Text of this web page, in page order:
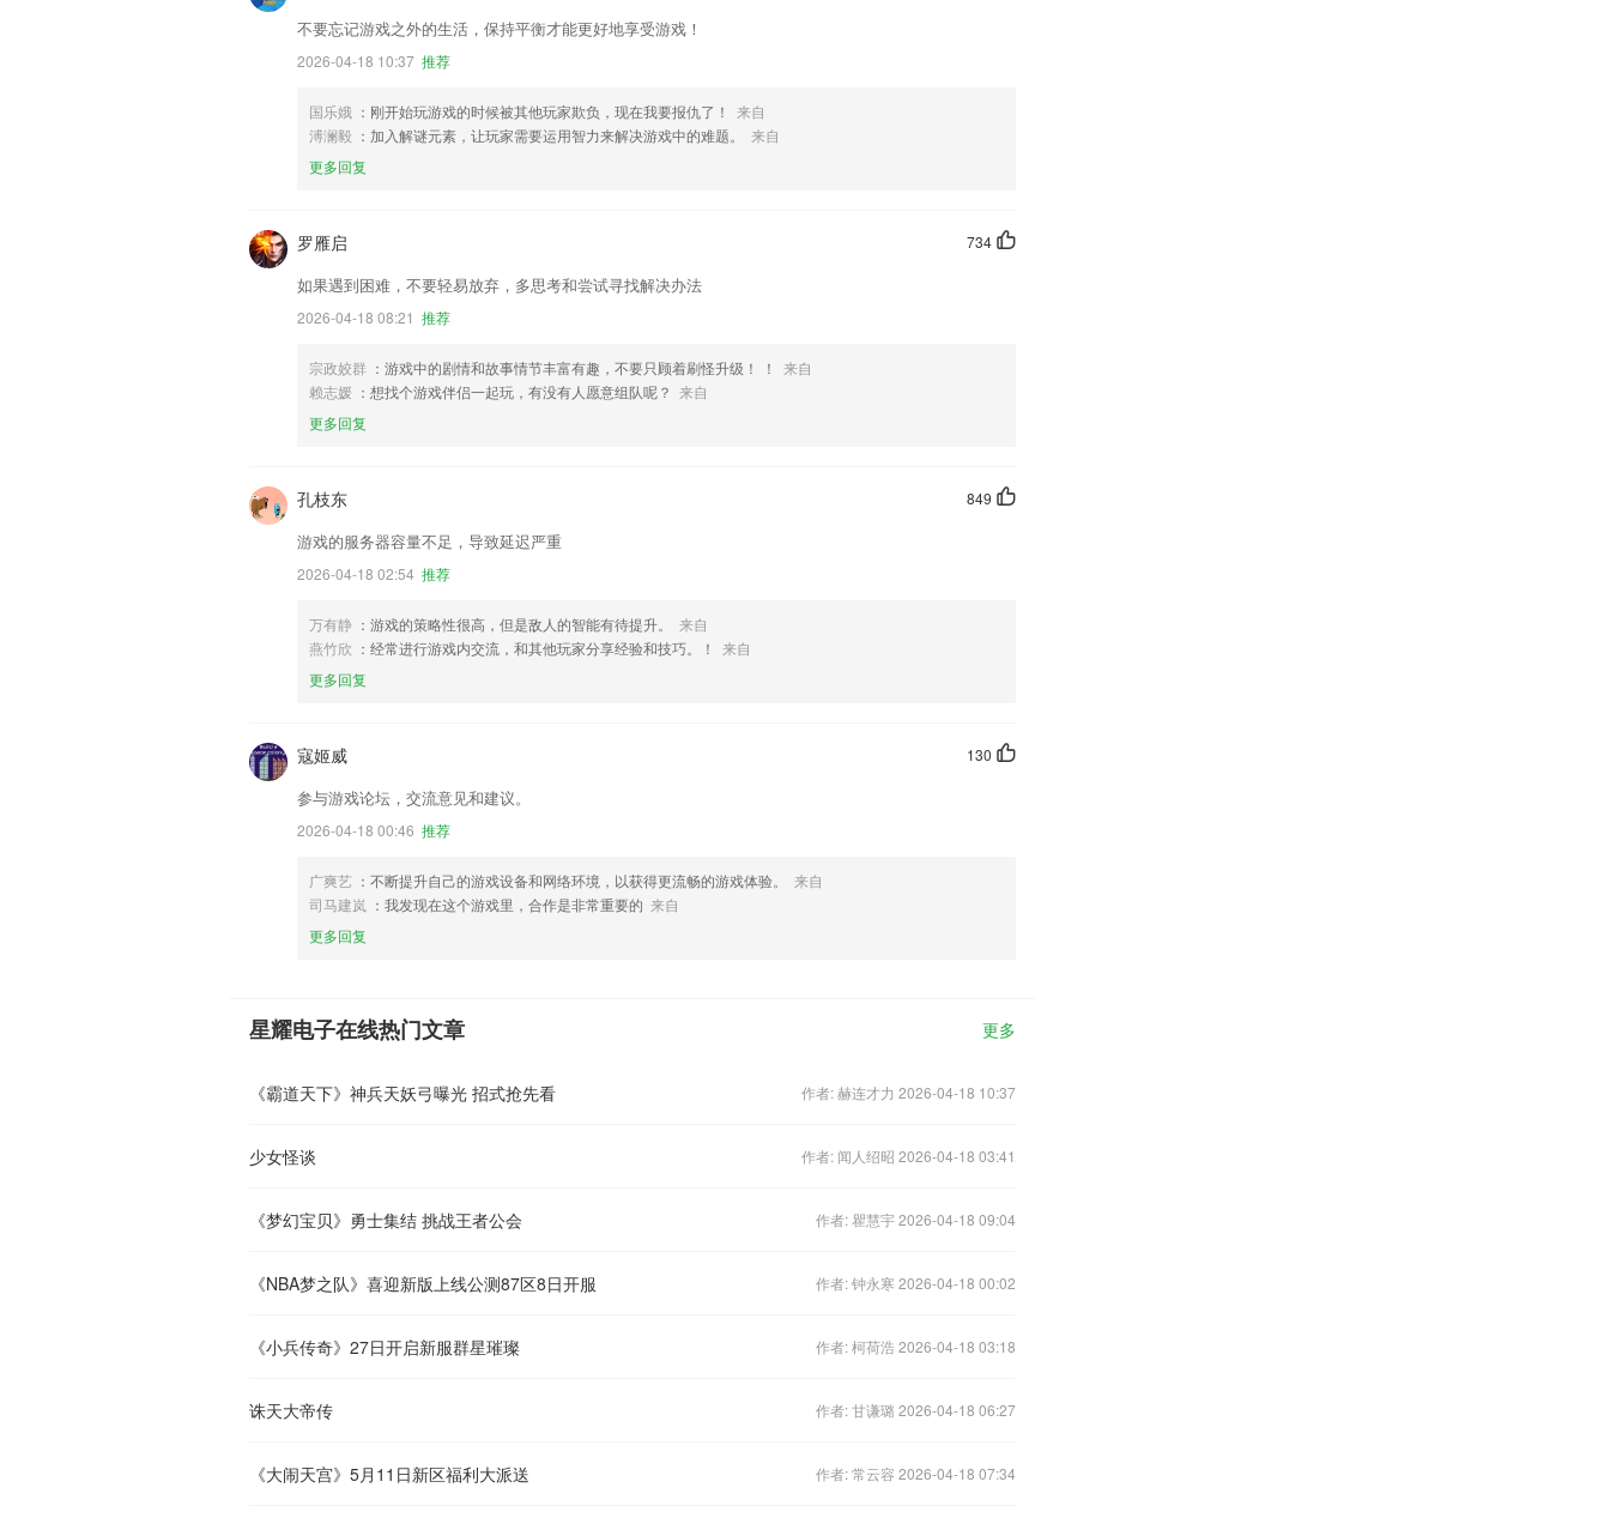
不要忘记游戏之外的生活，保持平衡才能更好地享受游戏！
2026-04-18 10:37 推荐
国乐娥 ：刚开始玩游戏的时候被其他玩家欺负，现在我要报仇了！
来自
溥澜毅 ：加入解谜元素，让玩家需要运用智力来解决游戏中的难题。
来自
更多回复
734
罗雁启
如果遇到困难，不要轻易放弃，多思考和尝试寻找解决办法
2026-04-18 08:21 推荐
宗政姣群 ：游戏中的剧情和故事情节丰富有趣，不要只顾着刷怪升级！ ！
来自
赖志媛 ：想找个游戏伴侣一起玩，有没有人愿意组队呢？ 来自
更多回复
849
孔枝东
游戏的服务器容量不足，导致延迟严重
2026-04-18 02:54 推荐
万有静 ：游戏的策略性很高，但是敌人的智能有待提升。
来自
燕竹欣 ：经常进行游戏内交流，和其他玩家分享经验和技巧。！
来自
更多回复
130
寇姬威
参与游戏论坛，交流意见和建议。
2026-04-18 00:46 推荐
广爽艺 ：不断提升自己的游戏设备和网络环境，以获得更流畅的游戏体验。
来自
司马建岚 ：我发现在这个游戏里，合作是非常重要的 来自
更多回复
星耀电子在线热门文章 更多
《霸道天下》神兵天妖弓曝光 招式抢先看 作者: 赫连才力 2026-04-18 10:37
少女怪谈 作者: 闻人绍昭 2026-04-18 03:41
《梦幻宝贝》勇士集结 挑战王者公会 作者: 瞿慧宇 2026-04-18 09:04
《NBA梦之队》喜迎新版上线公测87区8日开服 作者: 钟永寒 2026-04-18 00:02
《小兵传奇》27日开启新服群星璀璨 作者: 柯荷浩 2026-04-18 03:18
诛天大帝传 作者: 甘谦璐 2026-04-18 06:27
《大闹天宫》5月11日新区福利大派送 作者: 常云容 2026-04-18 07:34